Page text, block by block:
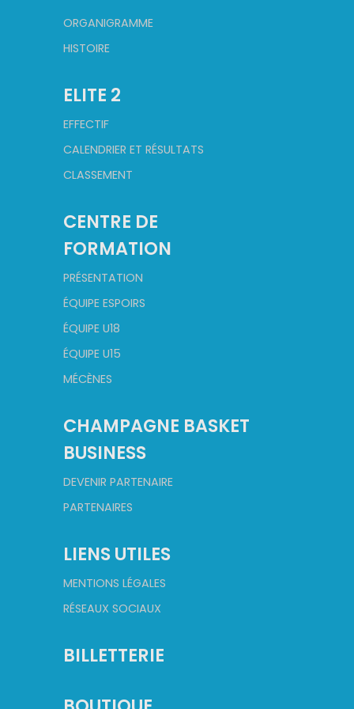
ORGANIGRAMME
HISTOIRE
ELITE 2
EFFECTIF
CALENDRIER ET RÉSULTATS
CLASSEMENT
CENTRE DE
FORMATION
PRÉSENTATION
ÉQUIPE ESPOIRS
ÉQUIPE U18
ÉQUIPE U15
MÉCÈNES
CHAMPAGNE BASKET
BUSINESS
DEVENIR PARTENAIRE
PARTENAIRES
LIENS UTILES
MENTIONS LÉGALES
RÉSEAUX SOCIAUX
BILLETTERIE